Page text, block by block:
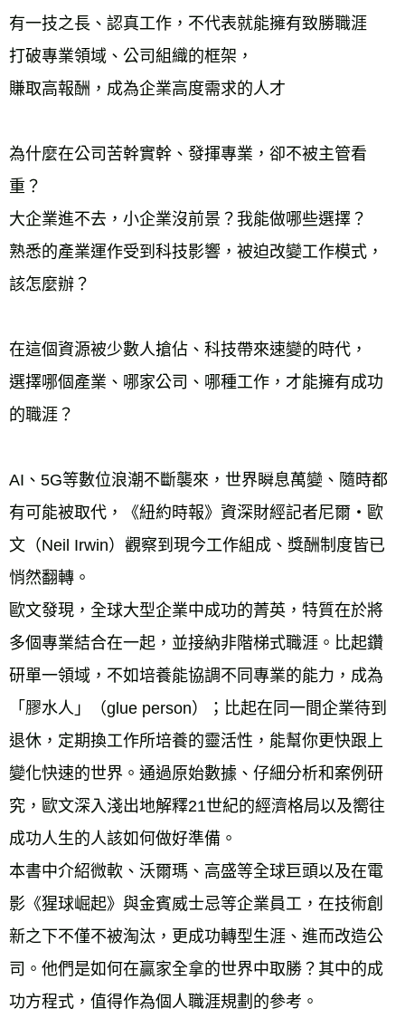
有一技之長、認真工作，不代表就能擁有致勝職涯
打破專業領域、公司組織的框架，
賺取高報酬，成為企業高度需求的人才
為什麼在公司苦幹實幹、發揮專業，卻不被主管看
重？
大企業進不去，小企業沒前景？我能做哪些選擇？
熟悉的產業運作受到科技影響，被迫改變工作模式，
該怎麼辦？
在這個資源被少數人搶佔、科技帶來速變的時代，
選擇哪個產業、哪家公司、哪種工作，才能擁有成功
的職涯？
AI、5G等數位浪潮不斷襲來，世界瞬息萬變、隨時都
有可能被取代，《紐約時報》資深財經記者尼爾‧歐
文（Neil Irwin）觀察到現今工作組成、獎酬制度皆已
悄然翻轉。
歐文發現，全球大型企業中成功的菁英，特質在於將
多個專業結合在一起，並接納非階梯式職涯。比起鑽
研單一領域，不如培養能協調不同專業的能力，成為
「膠水人」（glue person）；比起在同一間企業待到
退休，定期換工作所培養的靈活性，能幫你更快跟上
變化快速的世界。通過原始數據、仔細分析和案例研
究，歐文深入淺出地解釋21世紀的經濟格局以及嚮往
成功人生的人該如何做好準備。
本書中介紹微軟、沃爾瑪、高盛等全球巨頭以及在電
影《猩球崛起》與金賓威士忌等企業員工，在技術創
新之下不僅不被淘汰，更成功轉型生涯、進而改造公
司。他們是如何在贏家全拿的世界中取勝？其中的成
功方程式，值得作為個人職涯規劃的參考。